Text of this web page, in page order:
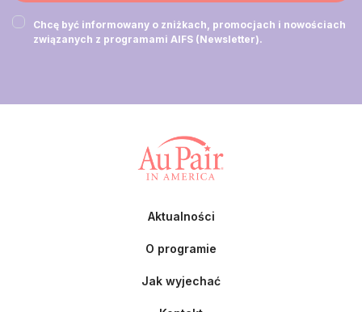
Chcę być informowany o zniżkach, promocjach i nowościach
związanych z programami AIFS (Newsletter).
Aktualności
O programie
Jak wyjechać